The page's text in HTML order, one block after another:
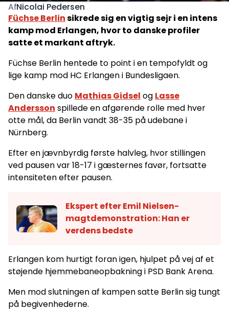
AfNicolai Pedersen
Füchse Berlinsikrede sig en vigtig sejr i en intens
kamp mod Erlangen, hvor to danske profiler
satte et markant aftryk.
Füchse Berlin hentede to point i en tempofyldt og
lige kamp mod HC Erlangen i Bundesligaen.
Den danske duo Mathias Gidsel og Lasse
Andersson spillede en afgørende rolle med hver
otte mål, da Berlin vandt 38-35 på udebane i
Nürnberg.
Efter en jævnbyrdig første halvleg, hvor stillingen
ved pausen var 18-17 i gæsternes favør, fortsatte
intensiteten efter pausen.
Ekspert efter Emil Nielsen-
magtdemonstration: Han er
verdens bedste
Erlangen kom hurtigt foran igen, hjulpet på vej af et
støjende hjemmebaneopbakning i PSD Bank Arena.
Men mod slutningen af kampen satte Berlin sig tungt
på begivenhederne.